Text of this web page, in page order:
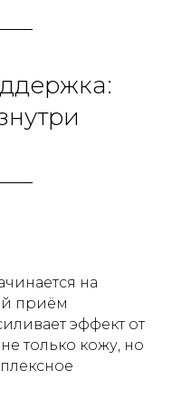
на
приём
эффект от
только кожу, но